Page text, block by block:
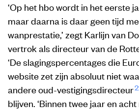
‘Op het hbo wordt in het eerste
maar daarna is daar geen tijd
wanprestatie,’ zegt Karlijn van
vertrok als directeur van de
‘De slagingspercentages die
website zet zijn absoluut niet
andere oud-vestigingsdirecteur
blijven. ‘Binnen twee jaar en